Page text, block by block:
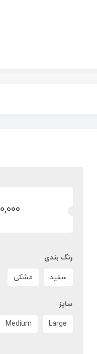
رنگ بندی
سفید مشکی
سایز
Large
Medium